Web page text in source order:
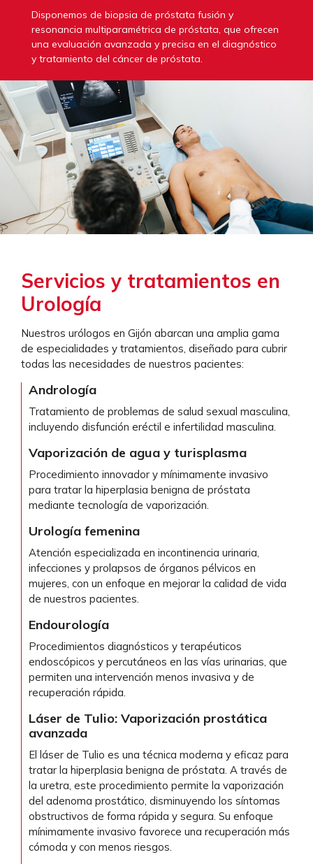
Disponemos de biopsia de próstata fusión y
resonancia multiparamétrica de próstata, que ofrecen
una evaluación avanzada y precisa en el diagnóstico
y tratamiento del cáncer de próstata.
Servicios y tratamientos en
Urología
Nuestros urólogos en Gijón abarcan una amplia gama
de especialidades y tratamientos, diseñado para cubrir
todas las necesidades de nuestros pacientes:
Andrología
Tratamiento de problemas de salud sexual masculina,
incluyendo disfunción eréctil e infertilidad masculina.
Vaporización de agua y turisplasma
Procedimiento innovador y mínimamente invasivo
para tratar la hiperplasia benigna de próstata
mediante tecnología de vaporización.
Urología femenina
Atención especializada en incontinencia urinaria,
infecciones y prolapsos de órganos pélvicos en
mujeres, con un enfoque en mejorar la calidad de vida
de nuestros pacientes.
Endourología
Procedimientos diagnósticos y terapéuticos
endoscópicos y percutáneos en las vías urinarias, que
permiten una intervención menos invasiva y de
recuperación rápida.
Láser de Tulio: Vaporización prostática
avanzada
El láser de Tulio es una técnica moderna y eficaz para
tratar la hiperplasia benigna de próstata. A través de
la uretra, este procedimiento permite la vaporización
del adenoma prostático, disminuyendo los síntomas
obstructivos de forma rápida y segura. Su enfoque
mínimamente invasivo favorece una recuperación más
cómoda y con menos riesgos.